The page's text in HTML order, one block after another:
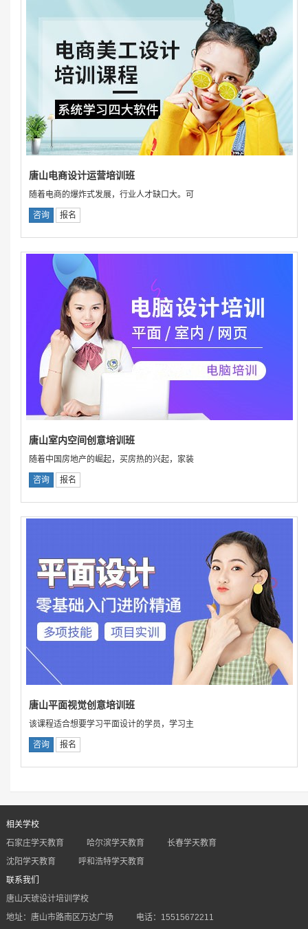
唐山电商设计运营培训班
随着电商的爆炸式发展，行业人才缺口大。可
咨询 报名
唐山室内空间创意培训班
随着中国房地产的崛起，买房热的兴起，家装
咨询 报名
唐山平面视觉创意培训班
该课程适合想要学习平面设计的学员，学习主
咨询 报名
相关学校
石家庄学天教育
哈尔滨学天教育
长春学天教育
沈阳学天教育
呼和浩特学天教育
联系我们
唐山天琥设计培训学校
地址：唐山市路南区万达广场
电话：15515672211